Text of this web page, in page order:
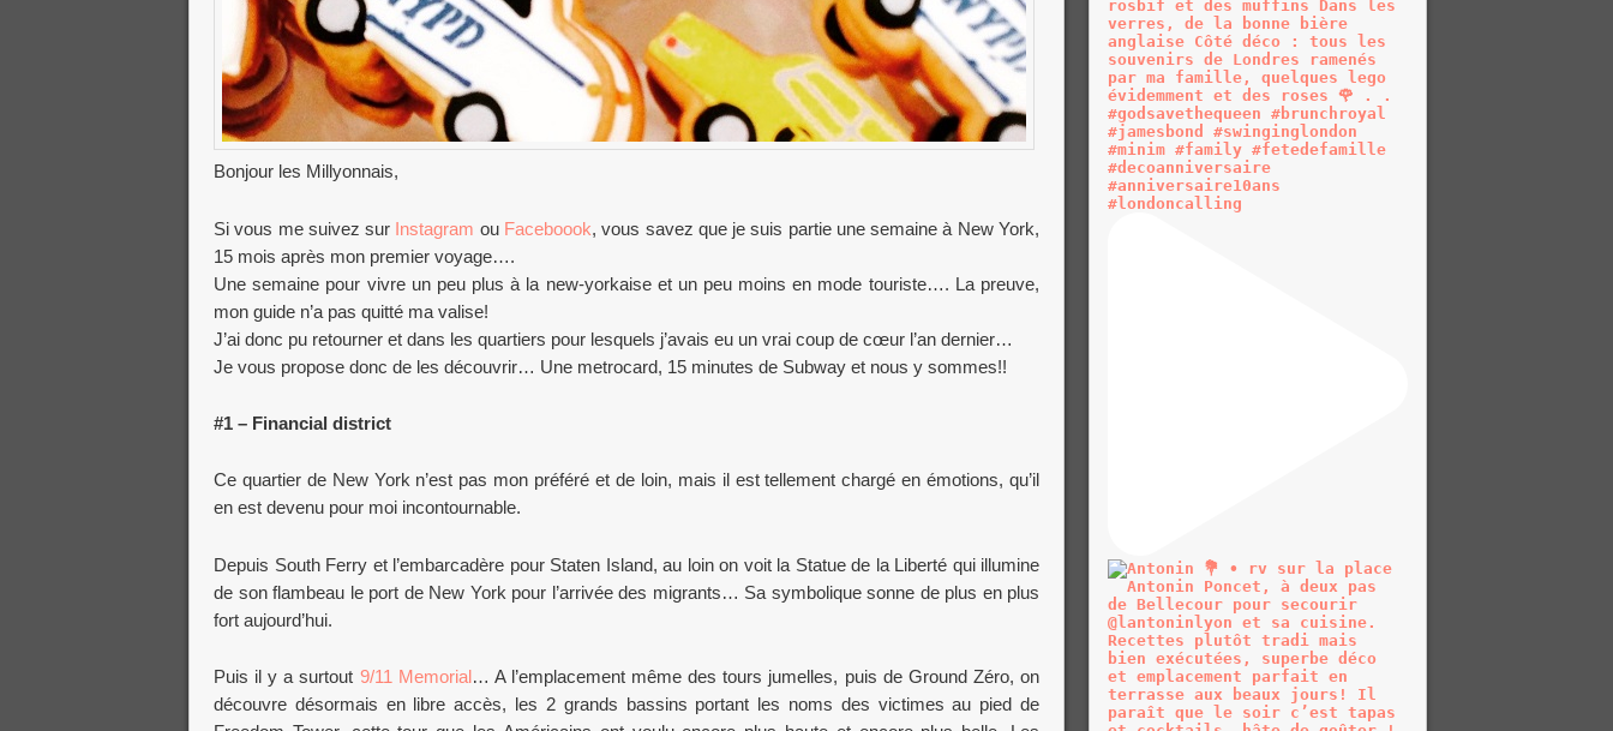
Bonjour les Millyonnais,
Si vous me suivez sur Instagram ou Faceboook, vous savez que je suis partie une semaine à New York,
15 mois après mon premier voyage….
Une semaine pour vivre un peu plus à la new-yorkaise et un peu moins en mode touriste…. La preuve,
mon guide n’a pas quitté ma valise!
J’ai donc pu retourner et dans les quartiers pour lesquels j’avais eu un vrai coup de cœur l’an dernier…
Je vous propose donc de les découvrir… Une metrocard, 15 minutes de Subway et nous y sommes!!
#1 – Financial district
Ce quartier de New York n’est pas mon préféré et de loin, mais il est tellement chargé en émotions, qu’il
en est devenu pour moi incontournable.
Depuis South Ferry et l’embarcadère pour Staten Island, au loin on voit la Statue de la Liberté qui illumine
de son flambeau le port de New York pour l’arrivée des migrants… Sa symbolique sonne de plus en plus
fort aujourd’hui.
Puis il y a surtout 9/11 Memorial… A l’emplacement même des tours jumelles, puis de Ground Zéro, on
découvre désormais en libre accès, les 2 grands bassins portant les noms des victimes au pied de